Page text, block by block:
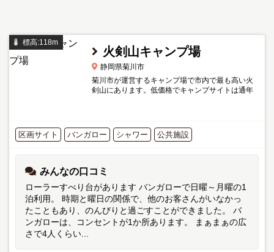
標高:118m
火剣山キャンプ場
静岡県菊川市
菊川市が運営するキャンプ場で市内で最も高い火
剣山にあります。低価格でキャンプサイトは通年
区画サイト バンガロー シャワー 公共施設
みんなの口コミ
ローラーすべり台があります バンガローで日曜～月曜の1
泊利用。 時期と曜日の関係で、他のお客さんがいなかっ
たこともあり、のんびりと過ごすことができました。 バ
ンガローは、コンセントが1か所あります。 まぁまぁの広
さで4人くらい...